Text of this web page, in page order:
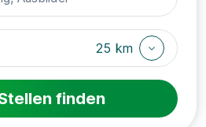
25 km
finden